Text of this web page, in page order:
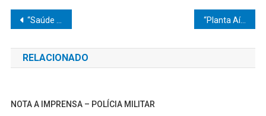
Navegação
de
Post
“Saúde mental em primeiro plano”: Pompeia e Paulópolis promovem caminhadas do Janeiro Branco com apoio decisivo da Prefeitura de Pompeia “Planta Aí” reforça planejamento urbano e estimula arborização responsável em Marília
RELACIONADO
NOTA A IMPRENSA – POLÍCIA MILITAR